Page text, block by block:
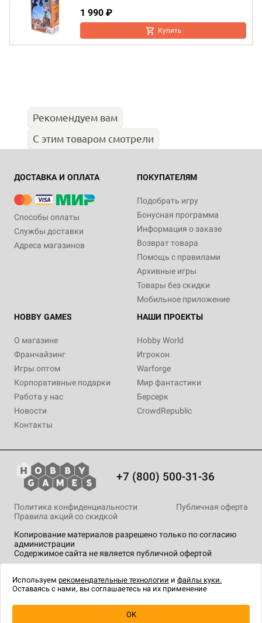
Уведомить о наличии
1 990 ₽
Купить
Рекомендуем вам
С этим товаром смотрели
ДОСТАВКА И ОПЛАТА
Способы оплаты
Службы доставки
Адреса магазинов
ПОКУПАТЕЛЯМ
Подобрать игру
Бонусная программа
Информация о заказе
Возврат товара
Помощь с правилами
Архивные игры
Товары без скидки
Мобильное приложение
HOBBY GAMES
О магазине
Франчайзинг
Игры оптом
Корпоративные подарки
Работа у нас
Новости
Контакты
НАШИ ПРОЕКТЫ
Hobby World
Игрокон
Warforge
Мир фантастики
Берсерк
CrowdRepublic
+7 (800) 500-31-36
Копирование материалов разрешено только по согласию
администрации
Содержимое сайта не является публичной офертой
Политика конфиденциальности
Публичная оферта
Правила акций со скидкой
технологии.
Используем рекомендательные технологии и файлы куки.
Оставаясь с нами, вы соглашаетесь на их применение
OK